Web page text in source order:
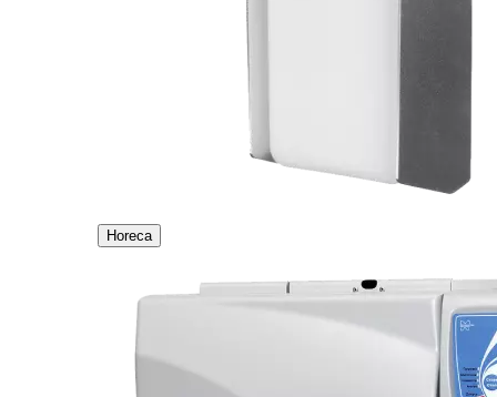
Horeca